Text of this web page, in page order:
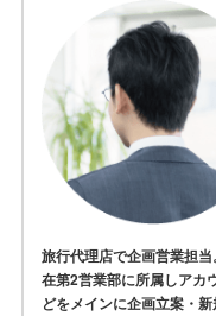
旅行代理店で企画営業担
在第2営業部に所属しアカ
どをメインに企画立案・